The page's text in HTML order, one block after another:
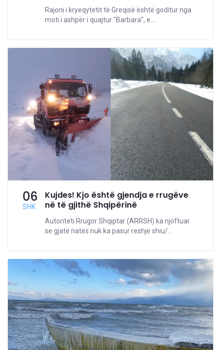
Rajoni i kryeqytetit të Greqisë është goditur nga
moti i ashpër i quajtur "Barbara", e...
06
SHK
Kujdes! Kjo është gjendja e rrugëve
në të gjithë Shqipërinë
Autoriteti Rrugor Shqiptar (ARRSH) ka njoftuar
se gjatë natës nuk ka pasur reshje shiu/...